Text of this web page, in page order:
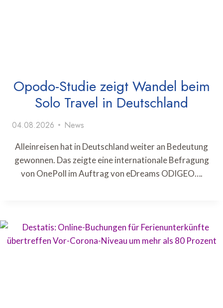
Opodo-Studie zeigt Wandel beim
Solo Travel in Deutschland
04.08.2026 News
Alleinreisen hat in Deutschland weiter an Bedeutung
gewonnen. Das zeigte eine internationale Befragung
von OnePoll im Auftrag von eDreams ODIGEO….